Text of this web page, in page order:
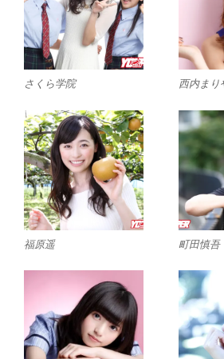
さくら学院 西内まり
福原遥 町田慎吾